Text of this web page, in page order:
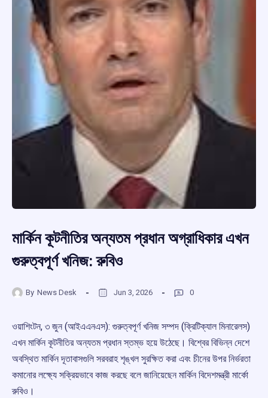
মার্কিন কূটনীতির অন্যতম প্রধান অগ্রাধিকার এখন
গুরুত্বপূর্ণ খনিজ: রুবিও
By News Desk Jun 3, 2026 0
ওয়াশিংটন, ৩ জুন (আইএএনএস): গুরুত্বপূর্ণ খনিজ সম্পদ (ক্রিটিক্যাল মিনারেলস)
এখন মার্কিন কূটনীতির অন্যতম প্রধান স্তম্ভ হয়ে উঠেছে। বিশ্বের বিভিন্ন দেশে
অবস্থিত মার্কিন দূতাবাসগুলি সরবরাহ শৃঙ্খল সুরক্ষিত করা এবং চীনের উপর নির্ভরতা
কমানোর লক্ষ্যে সক্রিয়ভাবে কাজ করছে বলে জানিয়েছেন মার্কিন বিদেশমন্ত্রী মার্কো
রুবিও।